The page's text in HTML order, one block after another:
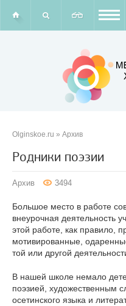
Olginskoe.ru » Архив
Родники поэзии
Архив 3494
Большое место в работе
внеурочная деятельность
этой работе, как правило,
мотивированные,
той или другой
В нашей школе немало
поэзией, художественным
осетинского языка и